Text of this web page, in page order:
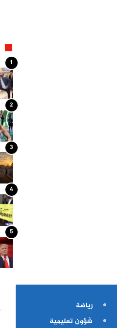
1
2
3
4
5
رياضة
شؤون تعليمية